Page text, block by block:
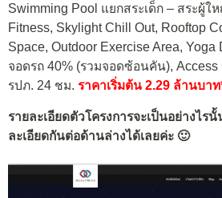
Swimming Pool แยกสระเด็ก – สระผู้ใ
Fitness, Skylight Chill Out, Rooftop
Space, Outdoor Exercise Area, Yoga
จอดรถ 40% (รวมจอดซ้อนคัน), Access
รปภ. 24 ชม. ราคาเริ่มต้น 2.29 ล้านบา
รายละเอียดตัวโครงการจะเป็นอย่างไร
ละเอียดกันต่อด้านล่างได้เลยค่ะ 🙂